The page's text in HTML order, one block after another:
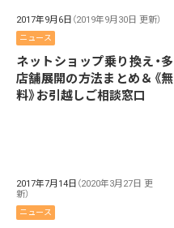
2017年9月6日 （2019年9月30日 更新）
ニュース
ネットショップ乗り換え・多
店舗展開の方法まとめ＆《無
料》お引越しご相談窓口
2017年7月14日 （2020年3月27日 更
新）
ニュース